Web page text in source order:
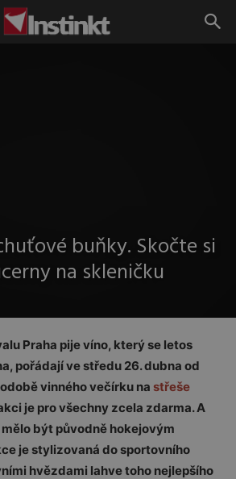
buňky. Skočte si
na skleničku
Praha pije víno, který se letos
pořádají ve středu 26. dubna od
vinného večírku na střeše
je pro všechny zcela zdarma. A
být původně hokejovým
je stylizovaná do sportovního
hvězdami lahve toho nejlepšího